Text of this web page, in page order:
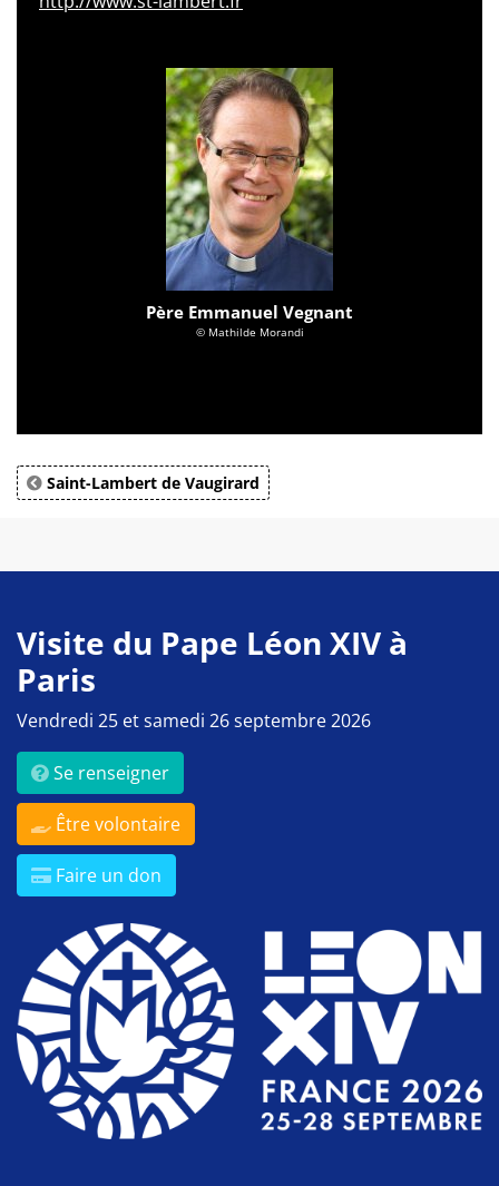
Père Emmanuel Vegnant
© Mathilde Morandi
Saint-Lambert de Vaugirard
Visite du Pape Léon XIV à
Paris
Vendredi 25 et samedi 26 septembre 2026
Se renseigner
Être volontaire
Faire un don